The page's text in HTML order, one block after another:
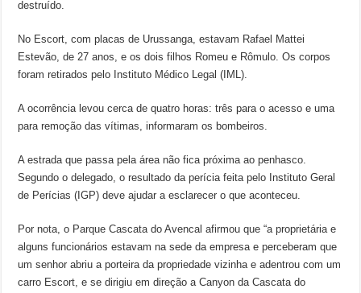
destruído.
No Escort, com placas de Urussanga, estavam Rafael Mattei
Estevão, de 27 anos, e os dois filhos Romeu e Rômulo. Os corpos
foram retirados pelo Instituto Médico Legal (IML).
A ocorrência levou cerca de quatro horas: três para o acesso e uma
para remoção das vítimas, informaram os bombeiros.
A estrada que passa pela área não fica próxima ao penhasco.
Segundo o delegado, o resultado da perícia feita pelo Instituto Geral
de Perícias (IGP) deve ajudar a esclarecer o que aconteceu.
Por nota, o Parque Cascata do Avencal afirmou que “a proprietária e
alguns funcionários estavam na sede da empresa e perceberam que
um senhor abriu a porteira da propriedade vizinha e adentrou com um
carro Escort, e se dirigiu em direção a Canyon da Cascata do